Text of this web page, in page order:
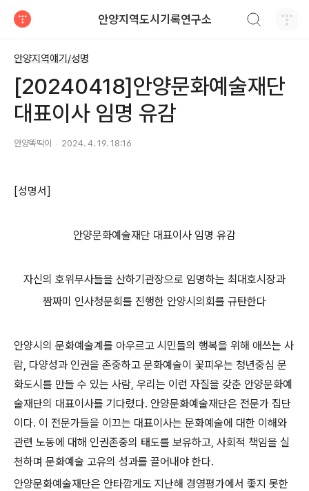
안양지역도시기록연구소
안양지역얘기/성명
[20240418]안양문화예술재단
대표이사 임명 유감
안양똑딱이 2024. 4. 19. 18:16
[성명서]
안양문화예술재단 대표이사 임명 유감
자신의 호위무사들을 산하기관장으로 임명하는 최대호시장과
짬짜미 인사청문회를 진행한 안양시의회를 규탄한다
안양시의 문화예술계를 아우르고 시민들의 행복을 위해 애쓰는 사
람, 다양성과 인권을 존중하고 문화예술이 꽃피우는 청년중심 문
화도시를 만들 수 있는 사람, 우리는 이런 자질을 갖춘 안양문화예
술재단의 대표이사를 기다렸다. 안양문화예술재단은 전문가 집단
이다. 이 전문가들을 이끄는 대표이사는 문화예술에 대한 이해와
관련 노동에 대해 인권존중의 태도를 보유하고, 사회적 책임을 실
천하며 문화예술 고유의 성과를 끌어내야 한다.
안양문화예술재단은 안타깝게도 지난해 경영평가에서 좋지 못한